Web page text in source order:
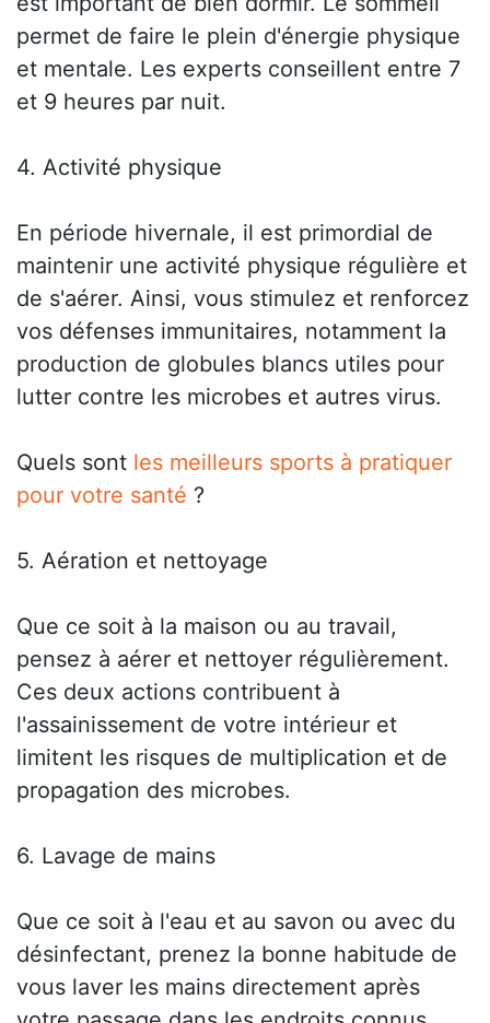
permet de faire le plein d'énergie physique
et mentale. Les experts conseillent entre 7
et 9 heures par nuit.
4. Activité physique
En période hivernale, il est primordial de
maintenir une activité physique régulière et
de s'aérer. Ainsi, vous stimulez et renforcez
vos défenses immunitaires, notamment la
production de globules blancs utiles pour
lutter contre les microbes et autres virus.
Quels sont les meilleurs sports à pratiquer
pour votre santé ?
5. Aération et nettoyage
Que ce soit à la maison ou au travail,
pensez à aérer et nettoyer régulièrement.
Ces deux actions contribuent à
l'assainissement de votre intérieur et
limitent les risques de multiplication et de
propagation des microbes.
6. Lavage de mains
Que ce soit à l'eau et au savon ou avec du
désinfectant, prenez la bonne habitude de
vous laver les mains directement après